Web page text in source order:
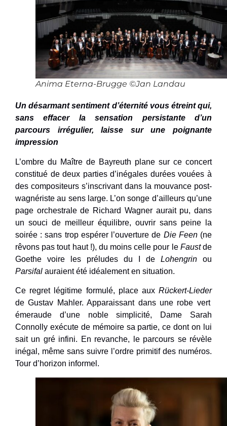
Anima Eterna-Brugge ©Jan Landau
Un désarmant sentiment d’éternité vous étreint qui,
sans effacer la sensation persistante d’un
parcours irrégulier, laisse sur une poignante
impression
L’ombre du Maître de Bayreuth plane sur ce concert
constitué de deux parties d’inégales durées vouées à
des compositeurs s’inscrivant dans la mouvance post-
wagnériste au sens large. L’on songe d’ailleurs qu’une
page orchestrale de Richard Wagner aurait pu, dans
un souci de meilleur équilibre, ouvrir sans peine la
soirée : sans trop espérer l’ouverture de Die Feen(ne
rêvons pas tout haut !), du moins celle pour le Faustde
Goethe voire les préludes du I de Lohengrin ou
Parsifal auraient été idéalement en situation.
Ce regret légitime formulé, place aux Rückert-Lieder
de Gustav Mahler. Apparaissant dans une robe vert
émeraude d’une noble simplicité, Dame Sarah
Connolly exécute de mémoire sa partie, ce dont on lui
sait un gré infini. En revanche, le parcours se révèle
inégal, même sans suivre l’ordre primitif des numéros.
Tour d’horizon informel.